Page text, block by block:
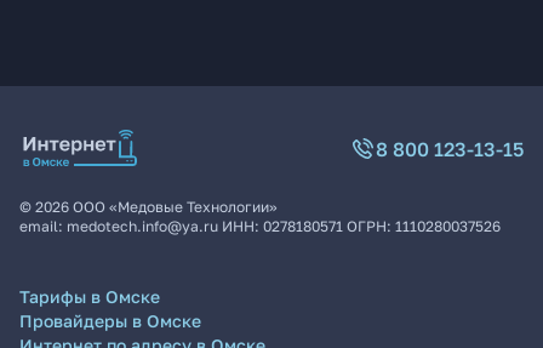
8 800 123-13-15
© 2026 ООО «Медовые Технологии»
email: medotech.info@ya.ru ИНН: 0278180571 ОГРН: 1110280037526
Тарифы в Омске
Провайдеры в Омске